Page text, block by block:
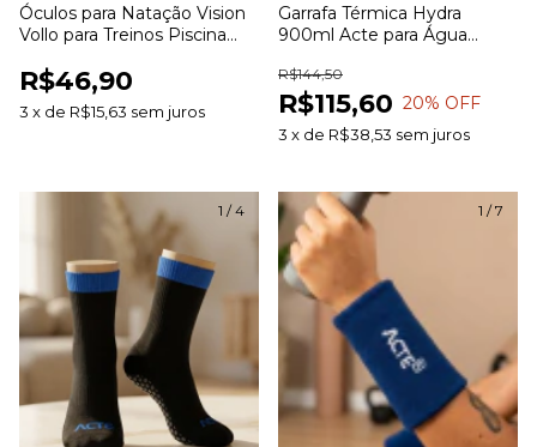
Óculos para Natação Vision
Vollo para Treinos Piscina
R$46,90
3 x de R$15,63 sem juros
Garrafa Térmica Hydra
900ml Acte para Água
R$115,60
R$144,50
20% OFF
3 x de R$38,53 sem juros
1 /4 1 /7